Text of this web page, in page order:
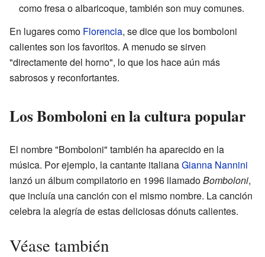
como fresa o albaricoque, también son muy comunes.
En lugares como Florencia, se dice que los bomboloni
calientes son los favoritos. A menudo se sirven
"directamente del horno", lo que los hace aún más
sabrosos y reconfortantes.
Los Bomboloni en la cultura popular
El nombre "Bomboloni" también ha aparecido en la
música. Por ejemplo, la cantante italianaGianna Nannini
lanzó un álbum compilatorio en 1996 llamadoBomboloni,
que incluía una canción con el mismo nombre. La canción
celebra la alegría de estas deliciosas dónuts calientes.
Véase también